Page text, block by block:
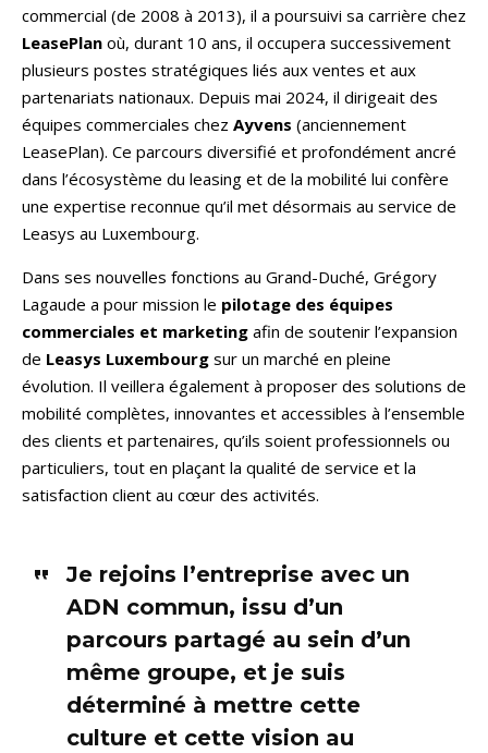
commercial (de 2008 à 2013), il a poursuivi sa carrière chez
LeasePlan où, durant 10 ans, il occupera successivement
plusieurs postes stratégiques liés aux ventes et aux
partenariats nationaux. Depuis mai 2024, il dirigeait des
équipes commerciales chez Ayvens (anciennement
LeasePlan). Ce parcours diversifié et profondément ancré
dans l’écosystème du leasing et de la mobilité lui confère
une expertise reconnue qu’il met désormais au service de
Leasys au Luxembourg.
Dans ses nouvelles fonctions au Grand-Duché, Grégory
Lagaude a pour mission le pilotage des équipes
commerciales et marketing afin de soutenir l’expansion
de Leasys Luxembourg sur un marché en pleine
évolution. Il veillera également à proposer des solutions de
mobilité complètes, innovantes et accessibles à l’ensemble
des clients et partenaires, qu’ils soient professionnels ou
particuliers, tout en plaçant la qualité de service et la
satisfaction client au cœur des activités.
Je rejoins l’entreprise avec un
ADN commun, issu d’un
parcours partagé au sein d’un
même groupe, et je suis
déterminé à mettre cette
culture et cette vision au